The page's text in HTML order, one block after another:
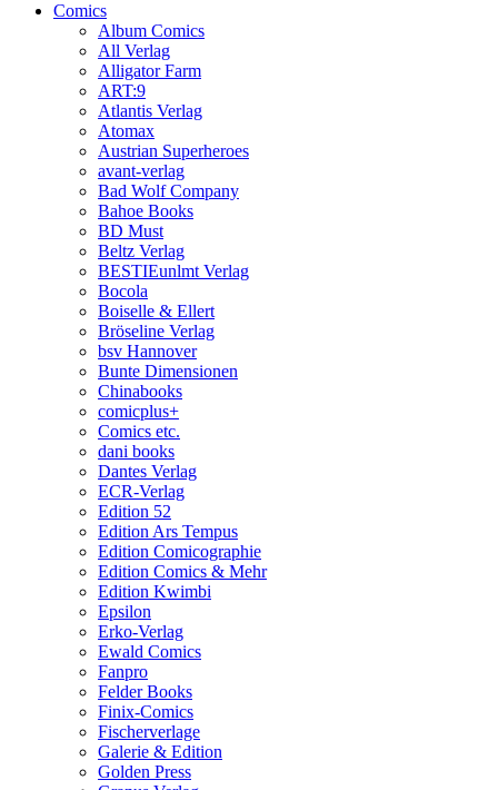
Comics
Album Comics
All Verlag
Alligator Farm
ART:9
Atlantis Verlag
Atomax
Austrian Superheroes
avant-verlag
Bad Wolf Company
Bahoe Books
BD Must
Beltz Verlag
BESTIEunlmt Verlag
Bocola
Boiselle & Ellert
Bröseline Verlag
bsv Hannover
Bunte Dimensionen
Chinabooks
comicplus+
Comics etc.
dani books
Dantes Verlag
ECR-Verlag
Edition 52
Edition Ars Tempus
Edition Comicographie
Edition Comics & Mehr
Edition Kwimbi
Epsilon
Erko-Verlag
Ewald Comics
Fanpro
Felder Books
Finix-Comics
Fischerverlage
Galerie & Edition
Golden Press